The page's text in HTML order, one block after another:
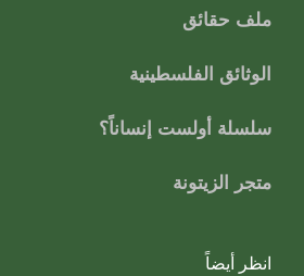
ملف حقائق
الوثائق الفلسطينية
سلسلة أولست إنساناً؟
متجر الزيتونة
انظر أيضاً